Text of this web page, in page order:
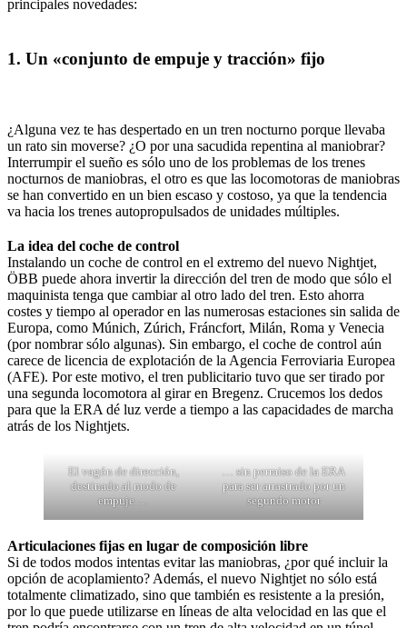
principales novedades:
1. Un «conjunto de empuje y tracción» fijo
¿Alguna vez te has despertado en un tren nocturno porque llevaba
un rato sin moverse? ¿O por una sacudida repentina al maniobrar?
Interrumpir el sueño es sólo uno de los problemas de los trenes
nocturnos de maniobras, el otro es que las locomotoras de maniobras
se han convertido en un bien escaso y costoso, ya que la tendencia
va hacia los trenes autopropulsados de unidades múltiples.
La idea del coche de control
Instalando un coche de control en el extremo del nuevo Nightjet,
ÖBB puede ahora invertir la dirección del tren de modo que sólo el
maquinista tenga que cambiar al otro lado del tren. Esto ahorra
costes y tiempo al operador en las numerosas estaciones sin salida de
Europa, como Múnich, Zúrich, Fráncfort, Milán, Roma y Venecia
(por nombrar sólo algunas). Sin embargo, el coche de control aún
carece de licencia de explotación de la Agencia Ferroviaria Europea
(AFE). Por este motivo, el tren publicitario tuvo que ser tirado por
una segunda locomotora al girar en Bregenz. Crucemos los dedos
para que la ERA dé luz verde a tiempo a las capacidades de marcha
atrás de los Nightjets.
El vagón de dirección,
destinado al modo de
empuje …
… sin permiso de la ERA
para ser arrastrado por un
segundo motor
Articulaciones fijas en lugar de composición libre
Si de todos modos intentas evitar las maniobras, ¿por qué incluir la
opción de acoplamiento? Además, el nuevo Nightjet no sólo está
totalmente climatizado, sino que también es resistente a la presión,
por lo que puede utilizarse en líneas de alta velocidad en las que el